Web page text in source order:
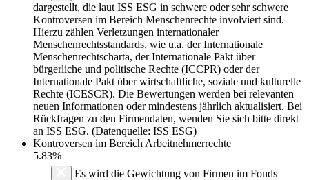
dargestellt, die laut ISS ESG in schwere oder sehr schwere
Kontroversen im Bereich Menschenrechte involviert sind.
Hierzu zählen Verletzungen internationaler
Menschenrechtsstandards, wie u.a. der Internationale
Menschenrechtscharta, der Internationale Pakt über
bürgerliche und politische Rechte (ICCPR) oder der
Internationale Pakt über wirtschaftliche, soziale und kulturelle
Rechte (ICESCR). Die Bewertungen werden bei relevanten
neuen Informationen oder mindestens jährlich aktualisiert. Bei
Rückfragen zu den Firmendaten, wenden Sie sich bitte direkt
an ISS ESG. (Datenquelle: ISS ESG)
Kontroversen im Bereich Arbeitnehmerrechte
5.83%
Es wird die Gewichtung von Firmen im Fonds